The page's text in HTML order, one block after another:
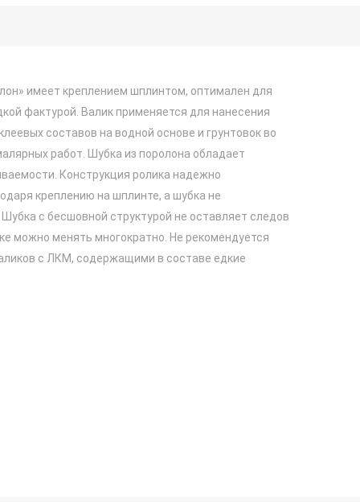
имеет креплением шплинтом, оптимален для
фактурой. Валик применяется для нанесения
составов на водной основе и грунтовок во
работ. Шубка из поролона обладает
Конструкция ролика надежно
креплению на шплинте, а шубка не
с бесшовной структурой не оставляет следов
можно менять многократно. Не рекомендуется
с ЛКМ, содержащими в составе едкие